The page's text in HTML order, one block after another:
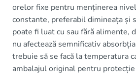
orelor fixe pentru menținerea
constante, preferabil dimineața și
poate fi luat cu sau fără alimente,
nu afectează semnificativ
trebuie să se facă la temperatura
ambalajul original pentru